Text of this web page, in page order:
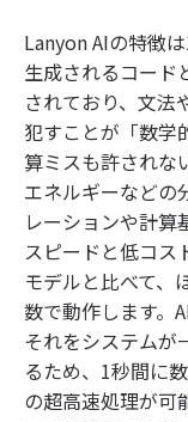
Lanyon AIの特徴
生成されるコード
されており、文法
犯すことが「数学
算ミスも許されな
エネルギーなどの
レーションや計算
スピードと低コス
モデルと比べて、
数で動作します。
それをシステムが
るため、1秒間に
の超高速処理が可